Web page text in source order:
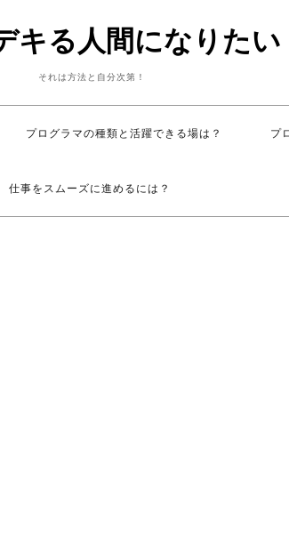
キる人間になりたい
それは方法と自分次第！
プログラマの種類と活躍できる場は？ プ
仕事をスムーズに進めるには？